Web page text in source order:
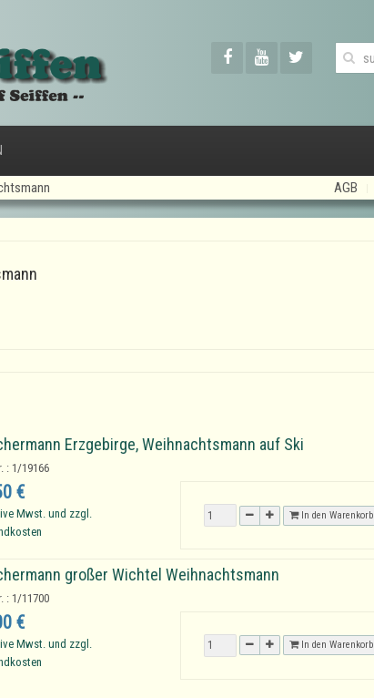
AGB
Erzgebirge, Weihnachtsmann auf Ski
: 1/19166
€
Mwst. und zzgl.
In den Warenkorb
großer Wichtel Weihnachtsmann
: 1/11700
€
Mwst. und zzgl.
In den Warenkorb